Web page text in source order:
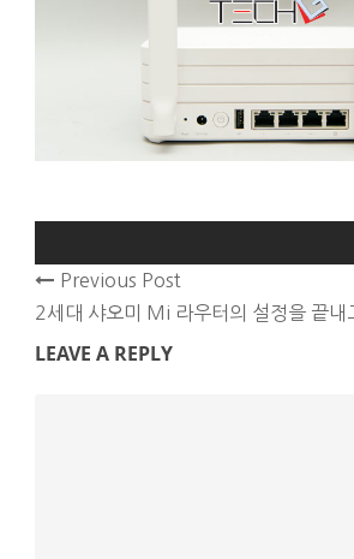
Previous Post
2세대 샤오미 Mi 라우터의 설정을 끝
LEAVE A REPLY